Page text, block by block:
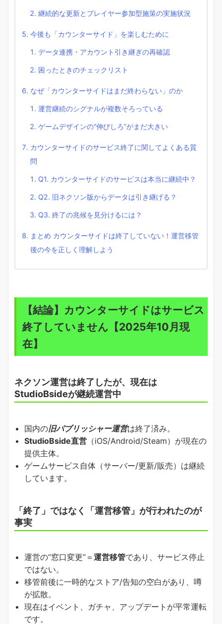
継続的な更新とプレイヤー参加型施策の実施状況
今後も「カウンターサイド」を楽しむために
データ連携・アカウント引き継ぎの再確認
困ったときのチェックリスト
なぜ「カウンターサイドはまだ終わらない」のか
運営継続のシグナルが複数そろっている
ゲームデザインの“伸びしろ”がまだ大きい
カウンターサイドのサービス終了に関してよくある質
問
Q1. カウンターサイドのサービスは本当に継続中？
Q2. 旧ネクソン版からデータは引き継げる？
Q3. 終了の兆候を見分けるには？
まとめ カウンターサイドは終了していない！運営移管
後の今を正しく理解しよう
【結論】カウンターサイドはサービス
終了していません【2025年10月現
在】
ネクソン運営は終了したが、現在は
StudioBsideが継続運営中
国内の旧パブリッシャー運営は終了済み。
StudioBside直営 （iOS/Android/Steam）が現在の
提供主体。
ゲームサービス自体（サーバー/更新/販売）は継続
しています。
「終了」ではなく「運営移管」が行われたのが
事実
運営の“窓口変更”＝ 運営移管であり、サービス停止
ではない。
移管前後に一時的なストア/告知の空白があり、噂
が拡散。
現在はイベント、ガチャ、アップデートが平常運転
です。